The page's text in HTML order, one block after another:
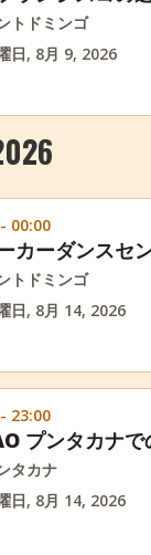
トドミンゴ
日, 8月 9, 2026
00:00
カーダンスセ
トドミンゴ
日, 8月 14, 2026
23:00
プンタカナ
タカナ
日, 8月 14, 2026